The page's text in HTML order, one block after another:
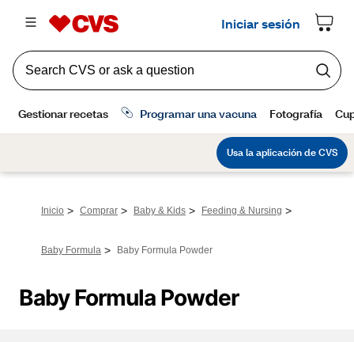
Inicio > Comprar > Baby & Kids > Feeding & Nursing >
Baby Formula > Baby Formula Powder
Baby Formula Powder